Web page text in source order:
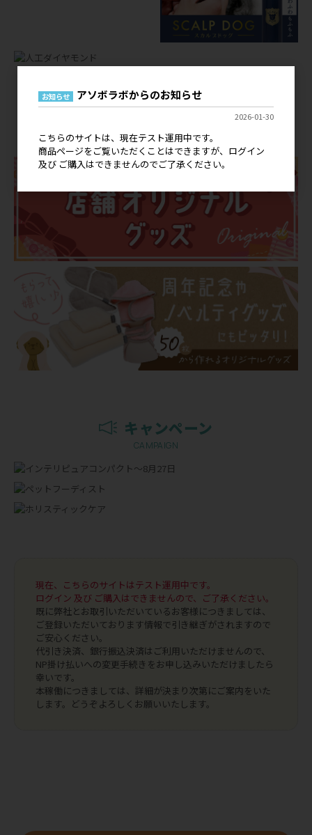
店舗オリジナルグッズ
キャンペーン
CAMPAIGN
現在、こちらのサイトはテスト運用中です。
ログイン 及び ご購入はできませんので、ご了承ください。
既に弊社とお取引いただいているお客様につきましては、
ご登録いただいております情報で引き継ぎがされますので
ご安心ください。
代引き決済、銀行振込決済はご利用いただけませんので、
NP掛け払いへの変更手続きをお申し込みいただけましたら
幸いです。
本稼働につきましては、詳細が決まり次第にご案内をいた
します。どうぞよろしくお願いいたします。
お知らせ アソボラボからのお知らせ
2026-01-30
こちらのサイトは、現在テスト運用中です。
商品ページをご覧いただくことはできますが、ログイン
及び ご購入はできませんのでご了承ください。